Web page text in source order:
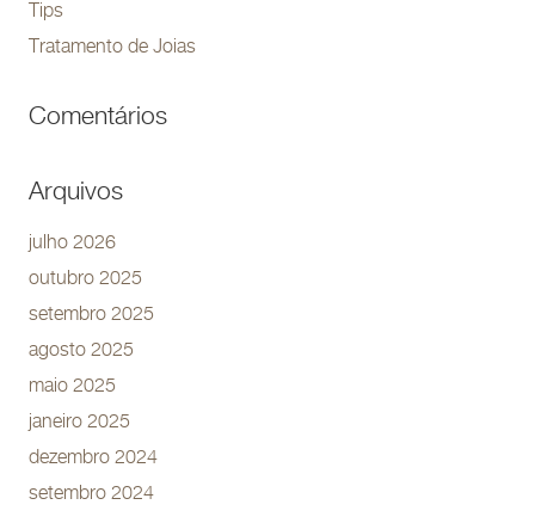
Tips
Tratamento de Joias
Comentários
Arquivos
julho 2026
outubro 2025
setembro 2025
agosto 2025
maio 2025
janeiro 2025
dezembro 2024
setembro 2024